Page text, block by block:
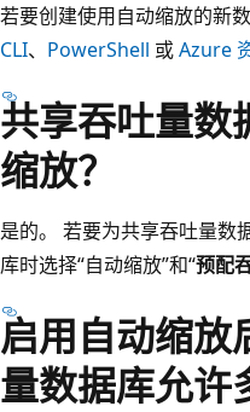
若要创建使用自动缩放的新
CLI、 PowerShell 或Azure
共享吞吐量数
缩放？
是的。 若要为共享吞吐量数
库时选择“自动缩放”和“预配
启用自动缩放
量数据库允许